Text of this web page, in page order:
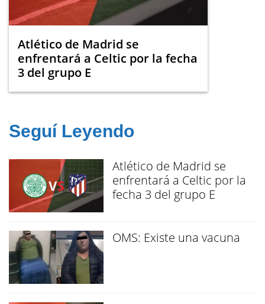
Atlético de Madrid se
enfrentará a Celtic por la fecha
3 del grupo E
Seguí Leyendo
Atlético de Madrid se
enfrentará a Celtic por la
fecha 3 del grupo E
OMS: Existe una vacuna